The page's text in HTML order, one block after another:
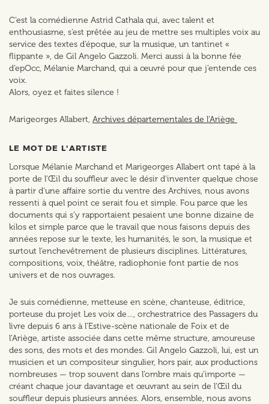
C’est la comédienne Astrid Cathala qui, avec talent et
enthousiasme, s’est prêtée au jeu de mettre ses multiples voix au
service des textes d’époque, sur la musique, un tantinet «
flippante », de Gil Angelo Gazzoli. Merci aussi à la bonne fée
d’epOcc, Mélanie Marchand, qui a œuvré pour que j’entende ces
voix.
Alors, oyez et faites silence !
Marigeorges Allabert, Archives départementales de l’Ariège
LE MOT DE L'ARTISTE
Lorsque Mélanie Marchand et Marigeorges Allabert ont tapé à la
porte de l’Œil du souffleur avec le désir d’inventer quelque chose
à partir d’une affaire sortie du ventre des Archives, nous avons
ressenti à quel point ce serait fou et simple. Fou parce que les
documents qui s’y rapportaient pesaient une bonne dizaine de
kilos et simple parce que le travail que nous faisons depuis des
années repose sur le texte, les humanités, le son, la musique et
surtout l’enchevêtrement de plusieurs disciplines. Littératures,
compositions, voix, théâtre, radiophonie font partie de nos
univers et de nos ouvrages.
Je suis comédienne, metteuse en scène, chanteuse, éditrice,
porteuse du projet Les voix de…, orchestratrice des Passagers du
livre depuis 6 ans à l’Estive-scène nationale de Foix et de
l’Ariège, artiste associée dans cette même structure, amoureuse
des sons, des mots et des mondes. Gil Angelo Gazzoli, lui, est un
musicien et un compositeur singulier, hors pair, aux productions
nombreuses — trop souvent dans l’ombre mais qu’importe —
créant chaque jour davantage et œuvrant au sein de l’Œil du
souffleur depuis plusieurs années. Alors, ensemble, nous avons